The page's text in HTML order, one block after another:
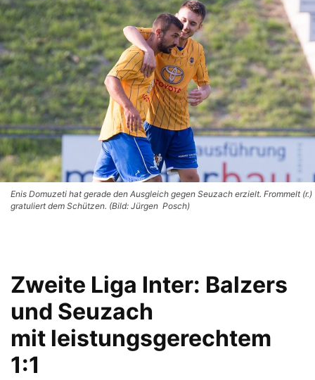
Enis Domuzeti hat gerade den Ausgleich gegen Seuzach erzielt. Frommelt (r.)
gratuliert dem Schützen. (Bild: Jürgen Posch)
Zweite Liga Inter: Balzers
und Seuzach
mit leistungsgerechtem
1:1